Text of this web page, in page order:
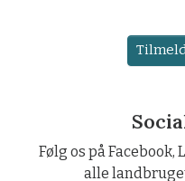
Følg os på
alle